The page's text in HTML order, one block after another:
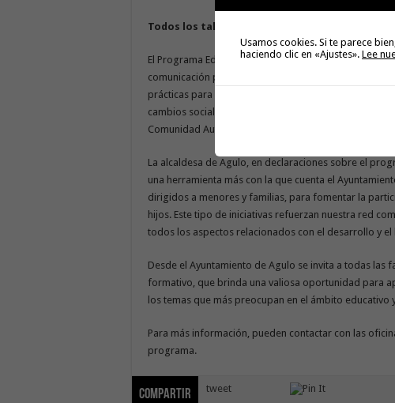
Todos los talleres se desarrollarán en horario de
El Programa Educar en Familia 2025 tiene como
comunicación para compartir inquietudes
prácticas para que los progenitores y tutores puedan
cambios sociales y tecnológicos actuales. Este año,
Comunidad Autónoma de Canarias.
La alcaldesa de Agulo, en declaraciones sobre el
una herramienta más con la que cuenta el
dirigidos a menores y familias, para fomentar la
hijos. Este tipo de iniciativas refuerzan nuestra red
todos los aspectos relacionados con el desarrollo y el
Desde el Ayuntamiento de Agulo se invita a todas
formativo, que brinda una valiosa oportunidad para
los temas que más preocupan en el ámbito educativo
Para más información, pueden contactar con las
programa.
Compartir tweet
Usamos cookies. Si te parece
haciendo clic en «Ajustes». Lee